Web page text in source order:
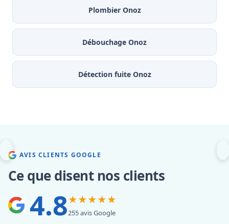
Plombier Onoz
Débouchage Onoz
Détection fuite Onoz
AVIS CLIENTS GOOGLE
Ce que disent nos clients
4.8★★★★★
255 avis Google